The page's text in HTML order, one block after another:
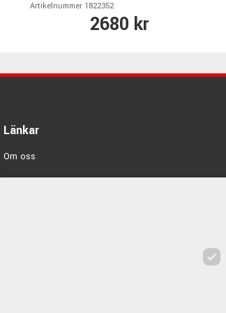
Artikelnummer 1822352
2680 kr
Länkar
Om oss
Varumärken